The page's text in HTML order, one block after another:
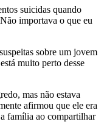
suicidas quando
importava o que eu
sobre um jovem
muito perto desse
mas não estava
afirmou que ele era
família ao compartilhar